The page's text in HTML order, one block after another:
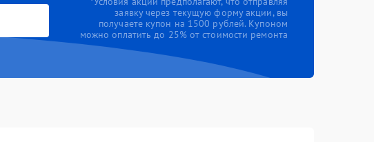
заявку через текущую форму акции, вы
получаете купон на 1500 рублей. Купоном
можно оплатить до 25% от стоимости ремонта